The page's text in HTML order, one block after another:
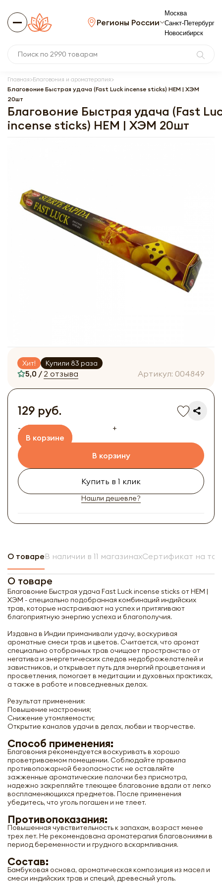
Регионы России
Москва
Санкт-Петербург
Новосибирск
Главная Благовония и ароматерапия
Благовоние Быстрая удача (Fast Luck incense sticks) HEM | ХЭМ
20шт
Благовоние Быстрая удача (Fast
incense sticks) HEM | ХЭМ 20шт
Хит! Купили 83 раза
5,0 / 2 отзыва Артикул: 004849
129 руб.
-
+
В корзине
В корзину
Купить в 1 клик
Нашли дешевле?
О товареВ наличии в 11 магазинахСертификат на
О товаре
Благовоние Быстрая удача Fast Luck incense sticks от HEM |
ХЭМ - специально подобранная комбинаций индийских
трав, которые настраивают на успех и притягивают
благоприятную энергию успеха и благополучия.
Издавна в Индии приманивали удачу, воскуривая
ароматные смеси трав и цветов. Считается, что аромат
специально отобранных трав очищает пространство от
негатива и энергетических следов недоброжелателей и
завистников, и открывает путь для энергий процветания и
просветления, помогает в медитации и духовных практиках,
а также в работе и повседневных делах.
Результат применения:
Повышение настроения;
Снижение утомляемости;
Открытие каналов удачи в делах, любви и творчестве.
Способ применения:
Благовония рекомендуется воскуривать в хорошо
проветриваемом помещении. Соблюдайте правила
противопожарной безопасности: не оставляйте
зажженные ароматические палочки без присмотра,
надежно закрепляйте тлеющее благовоние вдали от легко
воспламеняющихся предметов. После применения
убедитесь, что уголь погашен и не тлеет.
Противопоказания:
Повышенная чувствительность к запахам, возраст менее
трех лет. Не рекомендована ароматерапия благовониями в
период беременности и грудного вскармливания.
Состав:
Бамбуковая основа, ароматическая композиция из масел и
смеси индийских трав и специй, древесный уголь.